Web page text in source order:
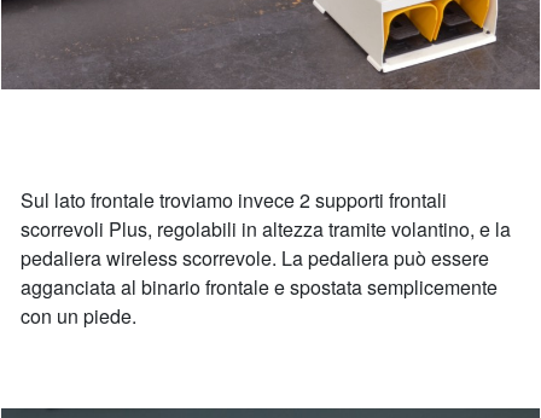
Sul lato frontale troviamo invece 2 supporti frontali
scorrevoli Plus, regolabili in altezza tramite volantino, e la
pedaliera wireless scorrevole. La pedaliera può essere
agganciata al binario frontale e spostata semplicemente
con un piede.